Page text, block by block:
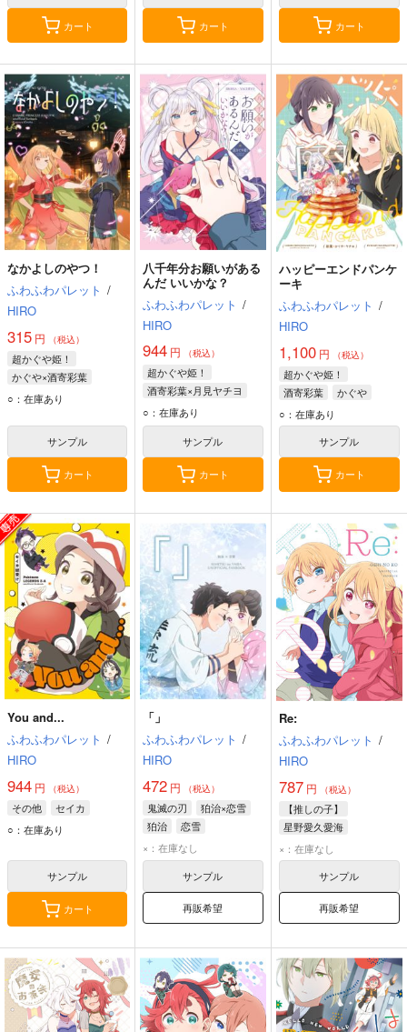
カート カート カート
なかよしのやつ！
ふわふわパレット /
HIRO
315 円 （税込）
超かぐや姫！
かぐや×酒寄彩葉
酒寄彩葉
○：在庫あり
サンプル
カート
八千年分お願いがある
んだ いいかな？
ふわふわパレット /
HIRO
944 円 （税込）
超かぐや姫！
酒寄彩葉×月見ヤチヨ
酒寄彩葉
○：在庫あり
サンプル
カート
ハッピーエンドパンケ
ーキ
ふわふわパレット /
HIRO
1,100円 （税込）
超かぐや姫！
酒寄彩葉
かぐや
月見ヤチヨ
○：在庫あり
サンプル
カート
You and...
ふわふわパレット /
HIRO
944 円 （税込）
その他
セイカ
○：在庫あり
サンプル
カート
「」
ふわふわパレット /
HIRO
472 円 （税込）
鬼滅の刃
狛治×恋雪
狛治
恋雪
×：在庫なし
サンプル
再販希望
Re:
ふわふわパレット /
HIRO
787円 （税込）
【推しの子】
星野愛久愛海
星野瑠美衣
斉藤ミヤコ
×：在庫なし
サンプル
再販希望